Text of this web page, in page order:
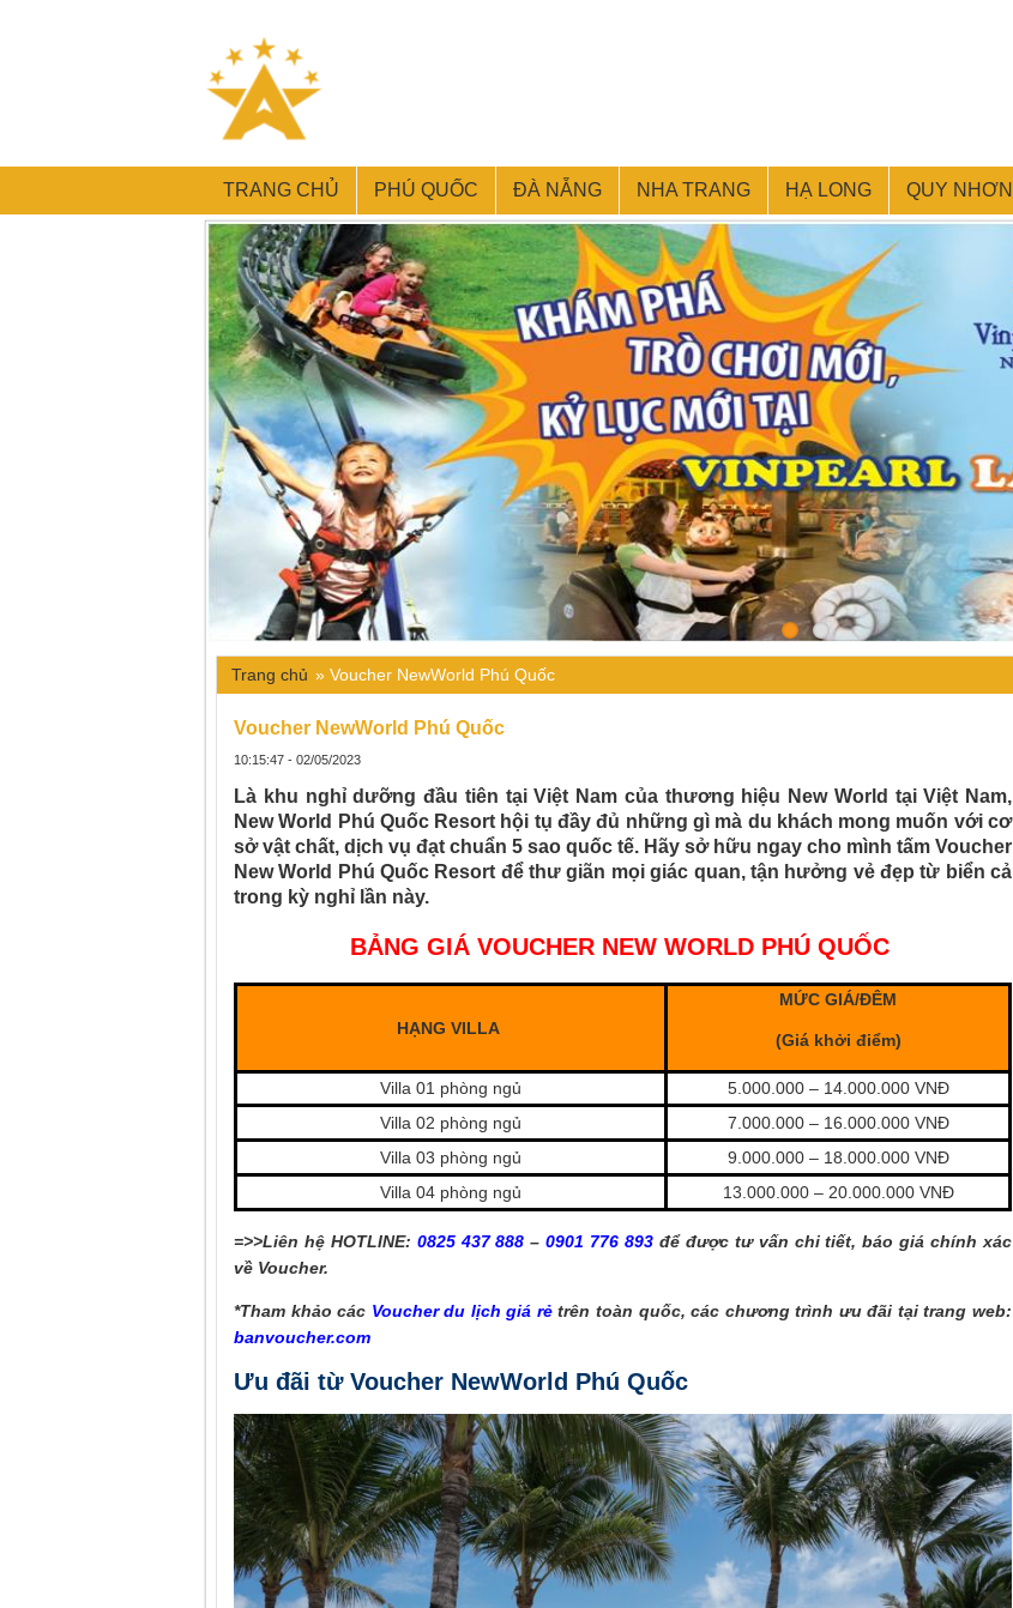
TRANG CHỦ PHÚ QUỐC ĐÀ NẴNG NHA TRANG HẠ LONG QUY NHƠN
Trang chủ » Voucher NewWorld Phú Quốc
Voucher NewWorld Phú Quốc
10:15:47 - 02/05/2023
Là khu nghỉ dưỡng đầu tiên tại Việt Nam của thương hiệu New World tại Việt Nam,
New World Phú Quốc Resort hội tụ đầy đủ những gì mà du khách mong muốn với cơ
sở vật chất, dịch vụ đạt chuẩn 5 sao quốc tế. Hãy sở hữu ngay cho mình tấm Voucher
New World Phú Quốc Resort để thư giãn mọi giác quan, tận hưởng vẻ đẹp từ biển cả
trong kỳ nghỉ lần này.
BẢNG GIÁ VOUCHER NEW WORLD PHÚ QUỐC
HẠNG VILLA
MỨC GIÁ/ĐÊM
(Giá khởi điểm)
Villa 01 phòng ngủ
5.000.000 – 14.000.000 VNĐ
Villa 02 phòng ngủ
7.000.000 – 16.000.000 VNĐ
Villa 03 phòng ngủ
9.000.000 – 18.000.000 VNĐ
Villa 04 phòng ngủ
13.000.000 – 20.000.000 VNĐ
=>>Liên hệ HOTLINE: 0825 437 888 –0901 776 893 để được tư vấn chi tiết, báo giá chính xác
về Voucher.
*Tham khảo các Voucher du lịch giá rẻ trên toàn quốc, các chương trình ưu đãi tại trang web:
banvoucher.com
Ưu đãi từ Voucher NewWorld Phú Quốc